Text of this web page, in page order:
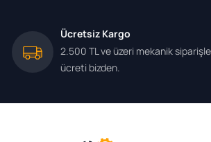
Ücretsiz Kargo
2.500 TL ve üzeri mekanik
ücreti bizden.